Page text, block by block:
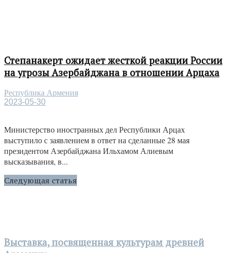
Степанакерт ожидает жесткой реакции России
на угрозы Азербайджана в отношении Арцаха
Республика Армения
2023-05-30
Министерство иностранных дел Республики Арцах
выступило с заявлением в ответ на сделанные 28 мая
президентом Азербайджана Ильхамом Алиевым
высказывания, в...
Следующая статья
Выставка, посвященная культурам древней